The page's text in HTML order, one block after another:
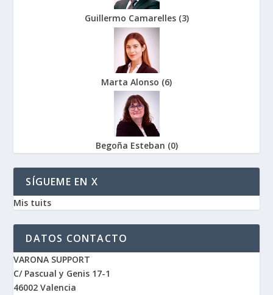
Guillermo Camarelles (3)
Marta Alonso (6)
Begoña Esteban (0)
SÍGUEME EN X
Mis tuits
DATOS CONTACTO
VARONA SUPPORT
C/ Pascual y Genis 17-1
46002 Valencia